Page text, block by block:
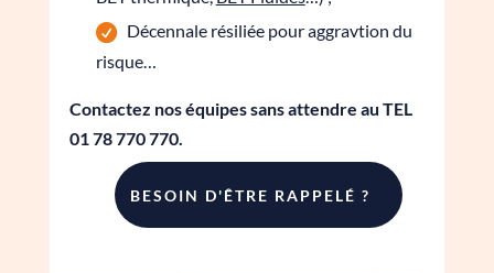
Décennale résiliée pour aggravtion du
risque…
Contactez nos équipes sans attendre au TEL
01 78 770 770.
BESOIN D'ÊTRE RAPPELÉ ?